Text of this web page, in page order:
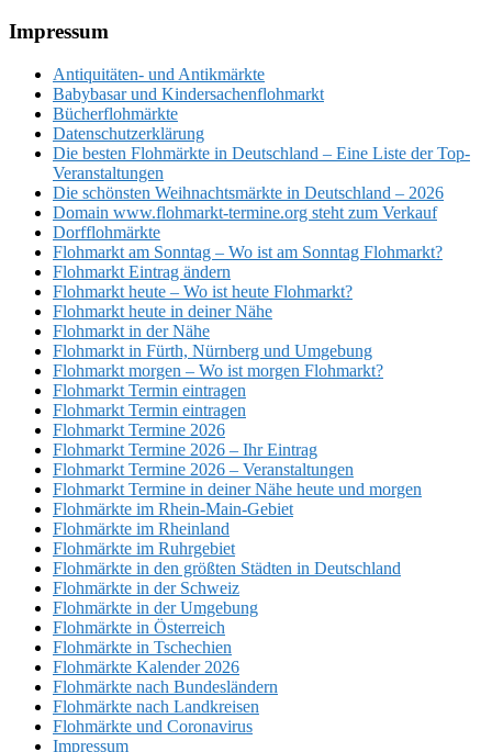
Footer
Impressum
Antiquitäten- und Antikmärkte
Babybasar und Kindersachenflohmarkt
Bücherflohmärkte
Datenschutzerklärung
Die besten Flohmärkte in Deutschland – Eine Liste der Top-
Veranstaltungen
Die schönsten Weihnachtsmärkte in Deutschland – 2026
Domain www.flohmarkt-termine.org steht zum Verkauf
Dorfflohmärkte
Flohmarkt am Sonntag – Wo ist am Sonntag Flohmarkt?
Flohmarkt Eintrag ändern
Flohmarkt heute – Wo ist heute Flohmarkt?
Flohmarkt heute in deiner Nähe
Flohmarkt in der Nähe
Flohmarkt in Fürth, Nürnberg und Umgebung
Flohmarkt morgen – Wo ist morgen Flohmarkt?
Flohmarkt Termin eintragen
Flohmarkt Termin eintragen
Flohmarkt Termine 2026
Flohmarkt Termine 2026 – Ihr Eintrag
Flohmarkt Termine 2026 – Veranstaltungen
Flohmarkt Termine in deiner Nähe heute und morgen
Flohmärkte im Rhein-Main-Gebiet
Flohmärkte im Rheinland
Flohmärkte im Ruhrgebiet
Flohmärkte in den größten Städten in Deutschland
Flohmärkte in der Schweiz
Flohmärkte in der Umgebung
Flohmärkte in Österreich
Flohmärkte in Tschechien
Flohmärkte Kalender 2026
Flohmärkte nach Bundesländern
Flohmärkte nach Landkreisen
Flohmärkte und Coronavirus
Impressum